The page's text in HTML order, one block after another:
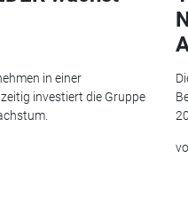
in einer
investiert die Gruppe